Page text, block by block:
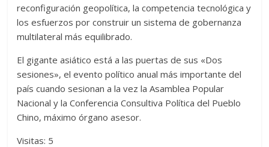
reconfiguración geopolítica, la competencia tecnológica y
los esfuerzos por construir un sistema de gobernanza
multilateral más equilibrado.
El gigante asiático está a las puertas de sus «Dos
sesiones», el evento político anual más importante del
país cuando sesionan a la vez la Asamblea Popular
Nacional y la Conferencia Consultiva Política del Pueblo
Chino, máximo órgano asesor.
Visitas: 5